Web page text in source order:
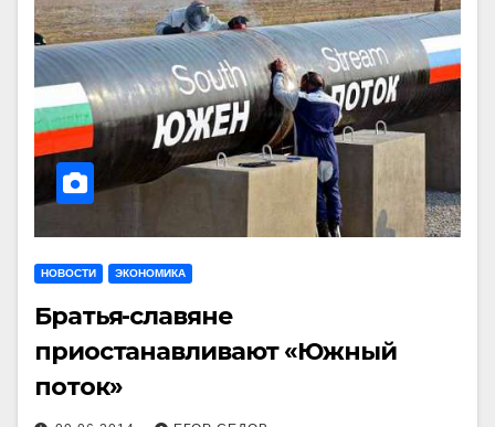
НОВОСТИ ЭКОНОМИКА
Братья-славяне
приостанавливают «Южный
поток»